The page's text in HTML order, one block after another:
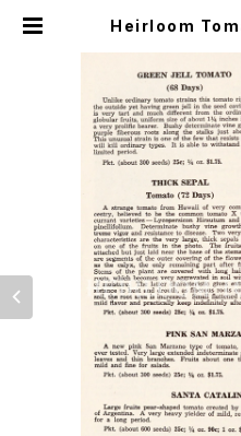
Heirloom
ンズ・グリーン